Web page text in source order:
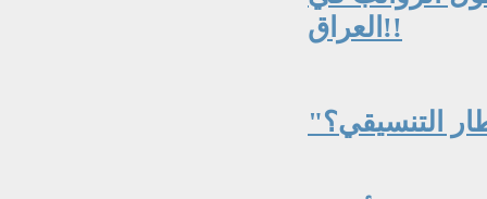
العراق!!
التنسيقي؟